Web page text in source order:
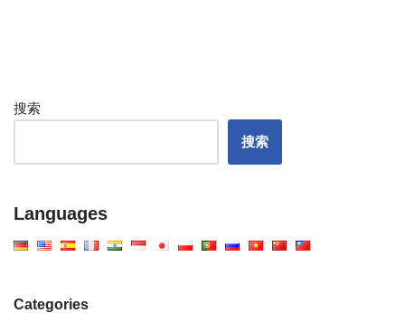
搜索
搜索
Languages
Categories